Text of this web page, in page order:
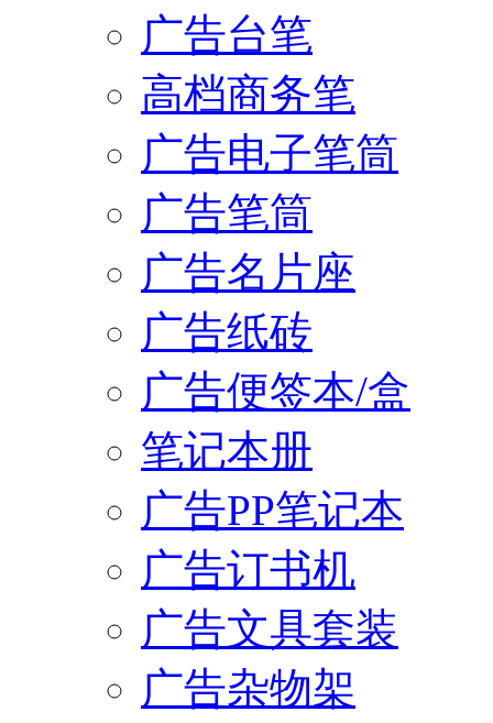
广告台笔
高档商务笔
广告电子笔筒
广告笔筒
广告名片座
广告纸砖
广告便签本/盒
笔记本册
广告PP笔记本
广告订书机
广告文具套装
广告杂物架